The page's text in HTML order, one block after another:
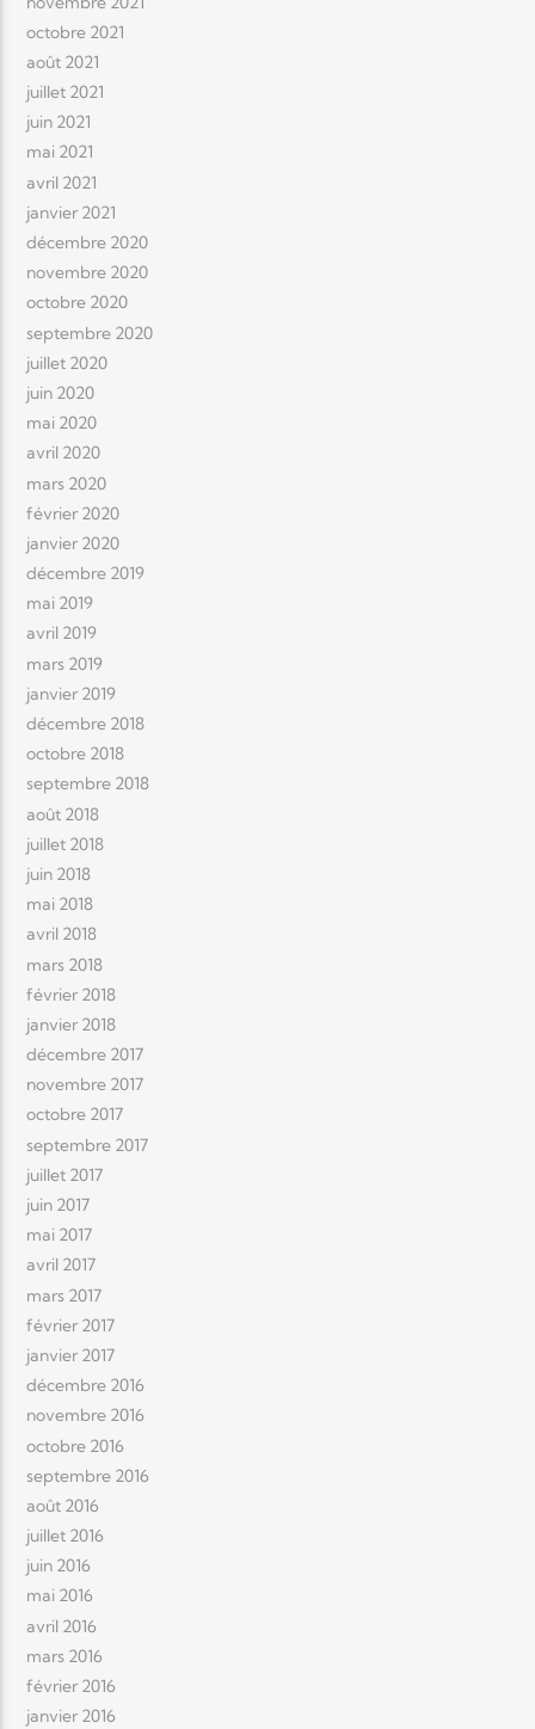
octobre 2021
août 2021
juillet 2021
juin 2021
mai 2021
avril 2021
janvier 2021
décembre 2020
novembre 2020
octobre 2020
septembre 2020
juillet 2020
juin 2020
mai 2020
avril 2020
mars 2020
février 2020
janvier 2020
décembre 2019
mai 2019
avril 2019
mars 2019
janvier 2019
décembre 2018
octobre 2018
septembre 2018
août 2018
juillet 2018
juin 2018
mai 2018
avril 2018
mars 2018
février 2018
janvier 2018
décembre 2017
novembre 2017
octobre 2017
septembre 2017
juillet 2017
juin 2017
mai 2017
avril 2017
mars 2017
février 2017
janvier 2017
décembre 2016
novembre 2016
octobre 2016
septembre 2016
août 2016
juillet 2016
juin 2016
mai 2016
avril 2016
mars 2016
février 2016
janvier 2016